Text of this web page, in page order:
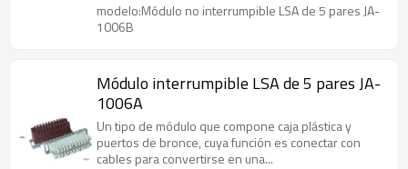
modelo:Módulo no interrumpible LSA de 5 pares JA-
1006B
Módulo interrumpible LSA de 5 pares JA-
1006A
Un tipo de módulo que compone caja plástica y
puertos de bronce, cuya función es conectar con
cables para convertirse en una...